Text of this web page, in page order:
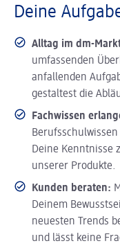
Deine
Alltag im dm-
umfassenden
anfallenden
gestaltest die
Fachwissen
Deine Kenntnisse
unserer Produkte.
Kunden beraten:
Deinem
neuesten Trends
und lässt keine